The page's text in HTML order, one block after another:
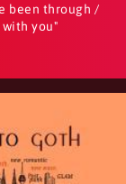
been through /
with you"